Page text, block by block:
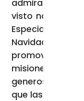
admiración,
visto nacer
Navidad, estos
promovido
misionera,
generosidad
que las OMP